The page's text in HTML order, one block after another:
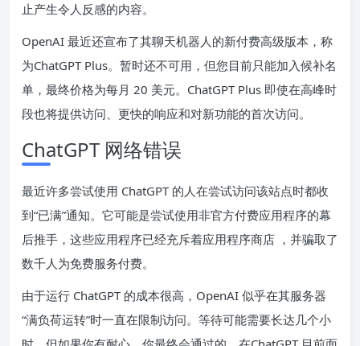
止产生令人反感的内容。
OpenAI 最近还宣布了其聊天机器人的新付费高级版本，称
为ChatGPT Plus。暂时还不可用，但您目前只能加入候补名
单 ，最终价格为每月 20 美元。ChatGPT Plus 即使在高峰时
段也将提供访问、更快的响应和对新功能的首次访问。
ChatGPT 网络错误
最近许多尝试使用 ChatGPT 的人在尝试访问该站点时都收
到“已满”通知。它可能是尝试使用非官方付费应用程序的幕
后推手，这些应用程序已经充斥着应用程序商店 ，并骗取了
数千人为免费服务付费。
由于运行 ChatGPT 的成本很高，OpenAI 似乎在其服务器
“满负荷运转”时一直在限制访问。等待可能需要长达几个小